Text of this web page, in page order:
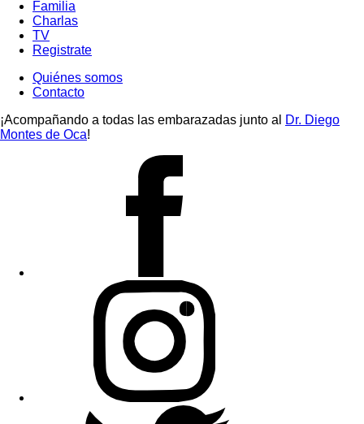
Familia
Charlas
TV
Registrate
Quiénes somos
Contacto
¡Acompañando a todas las embarazadas junto al
Dr. Diego
Montes de Oca!